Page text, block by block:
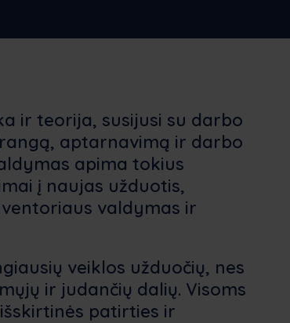
ir teorija, susijusi su darbo
aptarnavimą ir darbo
apima tokius
į naujas užduotis,
valdymas ir
veiklos užduočių, nes
ir judančių dalių. Visoms
patirties ir